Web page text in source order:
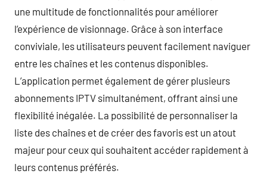
une multitude de fonctionnalités pour améliorer
l’expérience de visionnage. Grâce à son interface
conviviale, les utilisateurs peuvent facilement naviguer
entre les chaînes et les contenus disponibles.
L’application permet également de gérer plusieurs
abonnements IPTV simultanément, offrant ainsi une
flexibilité inégalée. La possibilité de personnaliser la
liste des chaînes et de créer des favoris est un atout
majeur pour ceux qui souhaitent accéder rapidement à
leurs contenus préférés.